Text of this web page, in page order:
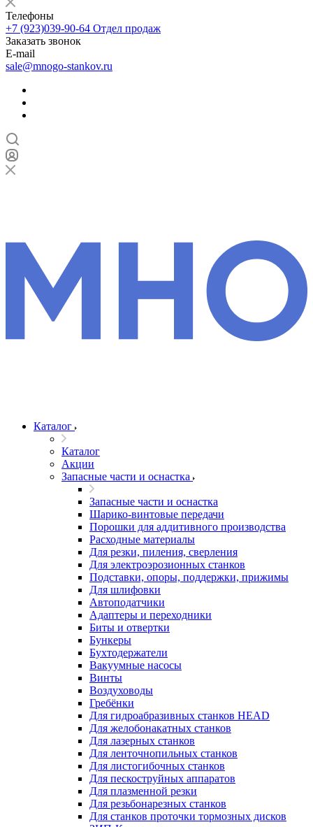
Телефоны
+7 (923)039-90-64 Отдел продаж
Заказать звонок
E-mail
sale@mnogo-stankov.ru
Каталог
Каталог
Акции
Запасные части и оснастка
Запасные части и оснастка
Шарико-винтовые передачи
Порошки для аддитивного производства
Расходные материалы
Для резки, пиления, сверления
Для электроэрозионных станков
Подставки, опоры, поддержки, прижимы
Для шлифовки
Автоподатчики
Адаптеры и переходники
Биты и отвертки
Бункеры
Бухтодержатели
Вакуумные насосы
Винты
Воздуховоды
Гребёнки
Для гидроабразивных станков HEAD
Для желобонакатных станков
Для лазерных станков
Для ленточнопильных станков
Для листогибочных станков
Для пескоструйных аппаратов
Для плазменной резки
Для резьбонарезных станков
Для станков проточки тормозных дисков